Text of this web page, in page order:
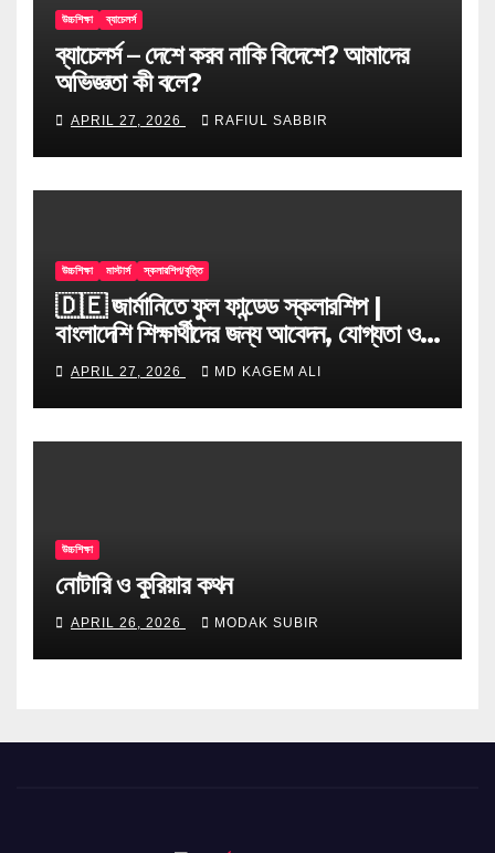
উচ্চশিক্ষা ব্যাচেলর্স
ব্যাচেলর্স – দেশে করব নাকি বিদেশে? আমাদের
অভিজ্ঞতা কী বলে?
APRIL 27, 2026 RAFIUL SABBIR
উচ্চশিক্ষা মাস্টার্স স্কলারশিপ/বৃত্তি
🇩🇪 জার্মানিতে ফুল ফান্ডেড স্কলারশিপ |
বাংলাদেশি শিক্ষার্থীদের জন্য আবেদন, যোগ্যতা ও
টিপস
APRIL 27, 2026 MD KAGEM ALI
উচ্চশিক্ষা
নোটারি ও কুরিয়ার কথন
APRIL 26, 2026 MODAK SUBIR